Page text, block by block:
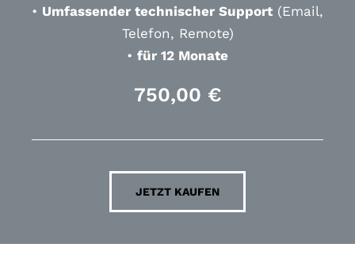
• Umfassender technischer Support (Email,
Telefon, Remote)
• für 12 Monate
750,00 €
JETZT KAUFEN